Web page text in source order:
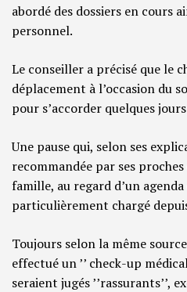
abordé des dossiers en cours
personnel.
Le conseiller a précisé que le
déplacement à l’occasion du
pour s’accorder quelques
Une pause qui, selon ses
recommandée par ses
famille, au regard d’un
particulièrement chargé
Toujours selon la même
effectué un ’’ check-up
seraient jugés ’’rassurants’’,